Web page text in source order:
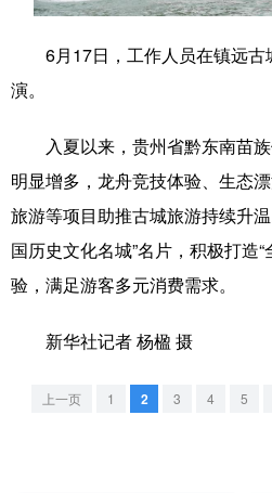
文化产业
地方频道
北京 天津
6月17日，工作人员在镇远古
演。
入夏以来，贵州省黔东南苗族
明显增多，龙舟竞技体验、生态
旅游等项目助推古城旅游持续升
国历史文化名城”名片，积极打造
验，满足游客多元消费需求。
新华社记者 杨楹 摄
上一页 1 2 3 4 5